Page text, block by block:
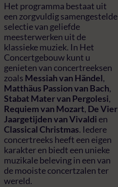
Het programma bestaat uit
een zorgvuldig samengestelde
selectie van geliefde
meesterwerken uit de
klassieke muziek. In Het
Concertgebouw kunt u
genieten van concertreeksen
zoals Messiah van Händel,
Matthäus Passion van Bach,
Stabat Mater van Pergolesi,
Requiem van Mozart, De Vier
Jaargetijden van Vivaldi en
Classical Christmas. Iedere
concertreeks heeft een eigen
karakter en biedt een unieke
muzikale beleving in een van
de mooiste concertzalen ter
wereld.